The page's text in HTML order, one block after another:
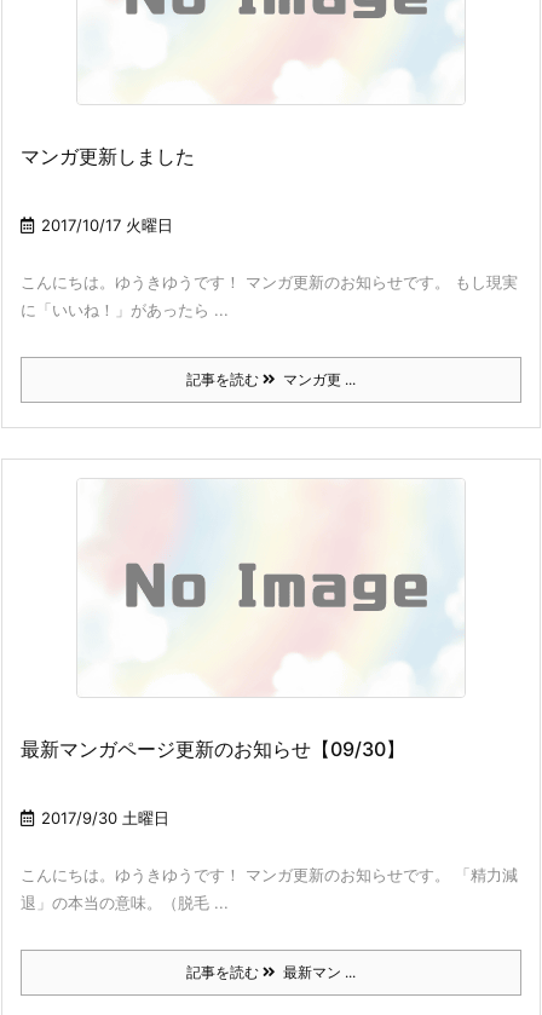
マンガ更新しました
2017/10/17 火曜日
こんにちは。ゆうきゆうです！ マンガ更新のお知らせです。 もし現実
に「いいね！」があったら ...
記事を読む マンガ更 ...
最新マンガページ更新のお知らせ【09/30】
2017/9/30 土曜日
こんにちは。ゆうきゆうです！ マンガ更新のお知らせです。 「精力減
退」の本当の意味。（脱毛 ...
記事を読む 最新マン ...